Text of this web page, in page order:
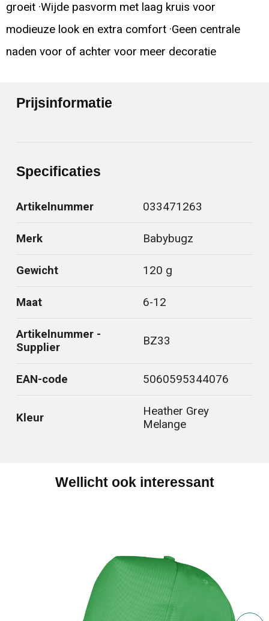
groeit ·Wijde pasvorm met laag kruis voor
modieuze look en extra comfort ·Geen centrale
naden voor of achter voor meer decoratie
Prijsinformatie
Specificaties
Artikelnummer 033471263
Merk Babybugz
Gewicht 120 g
Maat 6-12
Artikelnummer -
Supplier
BZ33
EAN-code 5060595344076
Kleur
Heather Grey
Melange
Wellicht ook interessant